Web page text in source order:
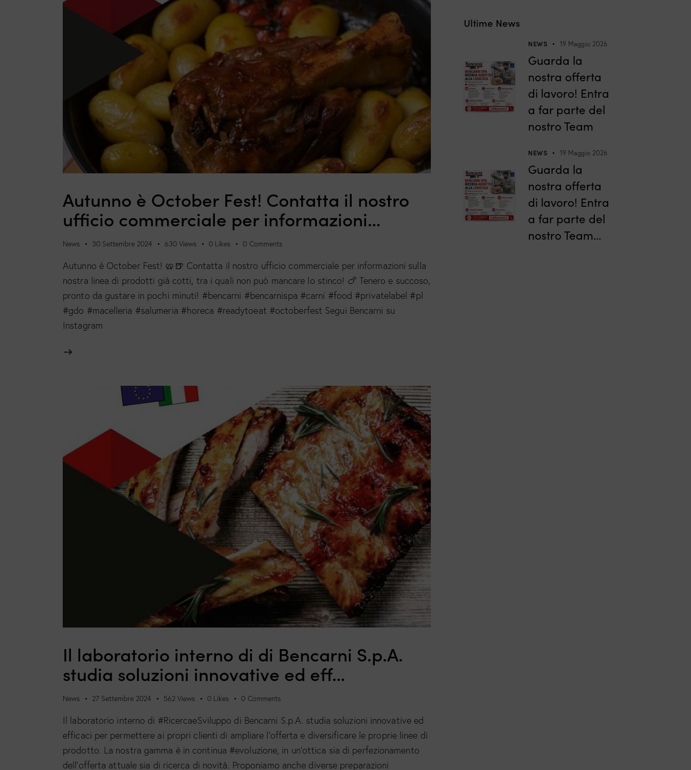
Autunno è October Fest! Contatta il nostro
ufficio commerciale per informazioni…
News 30 Settembre 2024 630 Views 0 Likes 0 Comments
Autunno è October Fest! 🥨🍺 Contatta il nostro ufficio commerciale per informazioni sulla
nostra linea di prodotti già cotti, tra i quali non può mancare lo stinco! 🍗 Tenero e succoso,
pronto da gustare in pochi minuti! #bencarni #bencarnispa #carni #food #privatelabel #pl
#gdo #macelleria #salumeria #horeca #readytoeat #octoberfest Segui Bencarni su
Instagram
Il laboratorio interno di di Bencarni S.p.A.
studia soluzioni innovative ed eff…
News 27 Settembre 2024 562 Views 0 Likes 0 Comments
Il laboratorio interno di #RicercaeSviluppo di Bencarni S.p.A. studia soluzioni innovative ed
efficaci per permettere ai propri clienti di ampliare l’offerta e diversificare le proprie linee di
prodotto. La nostra gamma è in continua #evoluzione, in un’ottica sia di perfezionamento
dell’offerta attuale sia di ricerca di novità. Proponiamo anche diverse preparazioni
Ultime News
NEWS 19 Maggio 2026
Guarda la
nostra offerta
di lavoro! Entra
a far parte del
nostro Team
NEWS 19 Maggio 2026
Guarda la
nostra offerta
di lavoro! Entra
a far parte del
nostro Team…